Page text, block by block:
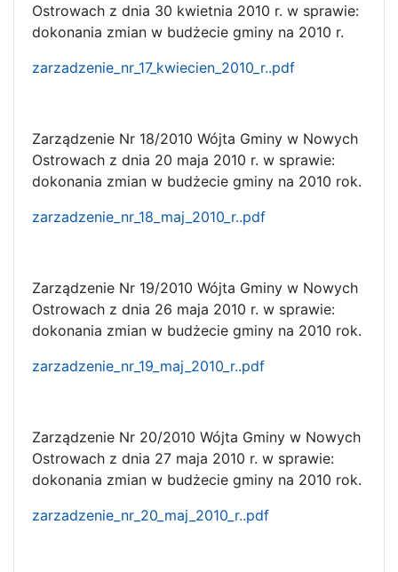
Ostrowach z dnia 30 kwietnia 2010 r. w sprawie:
dokonania zmian w budżecie gminy na 2010 r.
zarzadzenie_nr_17_kwiecien_2010_r..pdf
Zarządzenie Nr 18/2010 Wójta Gminy w Nowych
Ostrowach z dnia 20 maja 2010 r. w sprawie:
dokonania zmian w budżecie gminy na 2010 rok.
zarzadzenie_nr_18_maj_2010_r..pdf
Zarządzenie Nr 19/2010 Wójta Gminy w Nowych
Ostrowach z dnia 26 maja 2010 r. w sprawie:
dokonania zmian w budżecie gminy na 2010 rok.
zarzadzenie_nr_19_maj_2010_r..pdf
Zarządzenie Nr 20/2010 Wójta Gminy w Nowych
Ostrowach z dnia 27 maja 2010 r. w sprawie:
dokonania zmian w budżecie gminy na 2010 rok.
zarzadzenie_nr_20_maj_2010_r..pdf